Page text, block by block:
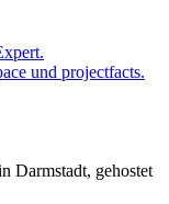
und projectfacts.
Darmstadt, gehostet